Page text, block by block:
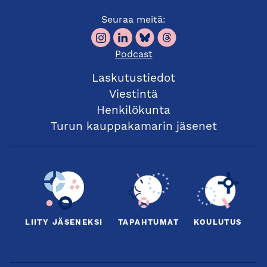
Tervetuloa, Turun kauppakamari
Mitä teollisoikeudet ovat?
, eurooppapatenttiasiamies, ja
Tietokannat sekä niiden hyödyntäminen
liiketoiminnassa ja tutkimuksessa
Teollisoikeuksien merkitys yrityksille
Piia von Lode
, IPR johtaja, Uniogen Oy, ja
Hovinen
, eurooppapatenttiasiamies
Seuraa meitä:
Podcast
Laskutustiedot
Viestintä
Henkilökunta
Turun kauppakamarin jäsenet
LIITY JÄSENEKSI TAPAHTUMAT KOULUTUS